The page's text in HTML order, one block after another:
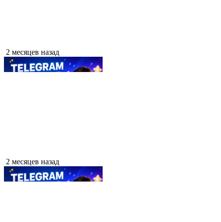
2 месяцев назад
2 месяцев назад